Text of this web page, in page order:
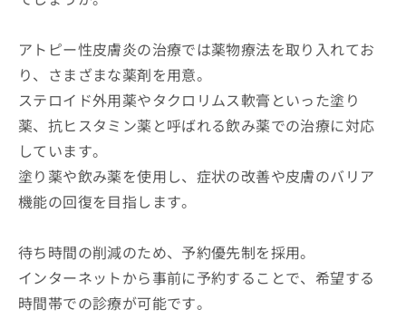
アトピー性皮膚炎の治療では薬物療法を取り入れてお
り、さまざまな薬剤を用意。
ステロイド外用薬やタクロリムス軟膏といった塗り
薬、抗ヒスタミン薬と呼ばれる飲み薬での治療に対応
しています。
塗り薬や飲み薬を使用し、症状の改善や皮膚のバリア
機能の回復を目指します。
待ち時間の削減のため、予約優先制を採用。
インターネットから事前に予約することで、希望する
時間帯での診療が可能です。